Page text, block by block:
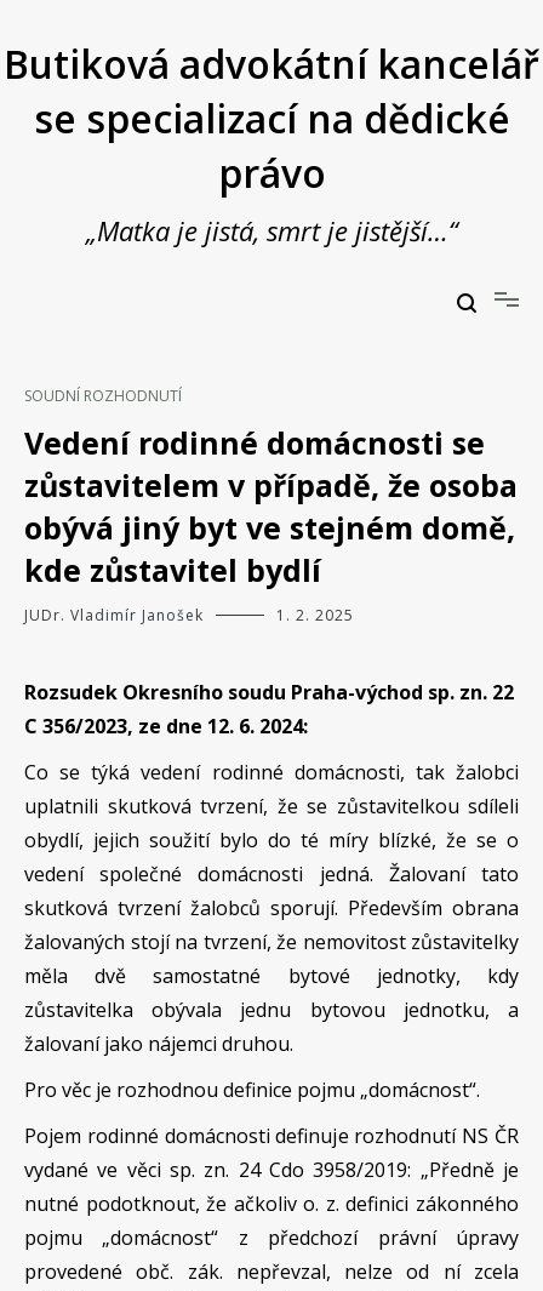
obsah
Butiková advokátní kancelář
se specializací na dědické
právo
„Matka je jistá, smrt je jistější…“
SOUDNÍ ROZHODNUTÍ
Vedení rodinné domácnosti se
zůstavitelem v případě, že osoba
obývá jiný byt ve stejném domě,
kde zůstavitel bydlí
JUDr. Vladimír Janošek 1. 2. 2025
Rozsudek Okresního soudu Praha-východ sp. zn. 22
C 356/2023, ze dne 12. 6. 2024:
Co se týká vedení rodinné domácnosti, tak žalobci
uplatnili skutková tvrzení, že se zůstavitelkou sdíleli
obydlí, jejich soužití bylo do té míry blízké, že se o
vedení společné domácnosti jedná. Žalovaní tato
skutková tvrzení žalobců sporují. Především obrana
žalovaných stojí na tvrzení, že nemovitost zůstavitelky
měla dvě samostatné bytové jednotky, kdy
zůstavitelka obývala jednu bytovou jednotku, a
žalovaní jako nájemci druhou.
Pro věc je rozhodnou definice pojmu „domácnost“.
Pojem rodinné domácnosti definuje rozhodnutí NS ČR
vydané ve věci sp. zn. 24 Cdo 3958/2019: „Předně je
nutné podotknout, že ačkoliv o. z. definici zákonného
pojmu „domácnost“ z předchozí právní úpravy
provedené obč. zák. nepřevzal, nelze od ní zcela